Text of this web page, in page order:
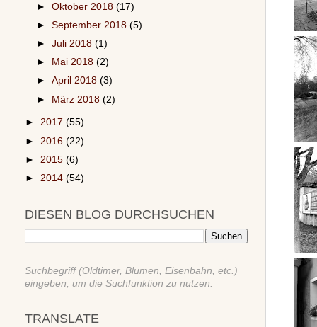
►Oktober 2018(17)
►September 2018(5)
►Juli 2018(1)
►
Mai 2018(2)
►April 2018(3)
► März 2018(2)
► 2017 (55)
► 2016 (22)
► 2015 (6)
► 2014 (54)
DIESEN BLOG DURCHSUCHEN
Suchbegriff (Oldtimer, Blumen, Eisenbahn, etc.)
eingeben, um die Suchfunktion zu nutzen.
TRANSLATE